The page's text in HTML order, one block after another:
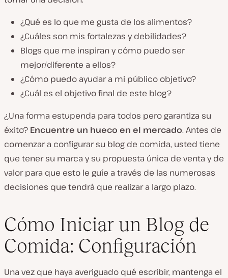
¿Qué es lo que me gusta de los alimentos?
¿Cuáles son mis fortalezas y debilidades?
Blogs que me inspiran y cómo puedo ser
mejor/diferente a ellos?
¿Cómo puedo ayudar a mi público objetivo?
¿Cuál es el objetivo final de este blog?
¿Una forma estupenda para todos pero garantiza su
éxito? Encuentre un hueco en el mercado. Antes de
comenzar a configurar su blog de comida, usted tiene
que tener su marca y su propuesta única de venta y de
valor para que esto le guíe a través de las numerosas
decisiones que tendrá que realizar a largo plazo.
Cómo Iniciar un Blog de
Comida: Configuración
Una vez que haya averiguado qué escribir, mantenga el